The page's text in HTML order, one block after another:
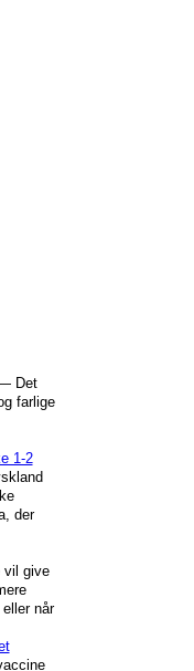
Det
farlige
1-2
der
vil give
når